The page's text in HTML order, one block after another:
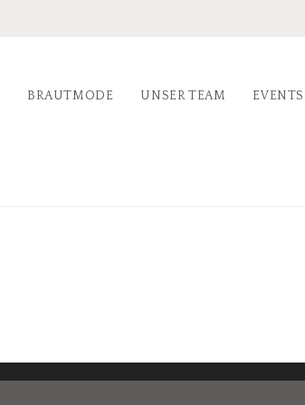
BRAUTMODE UNSER TEAM EVENTS